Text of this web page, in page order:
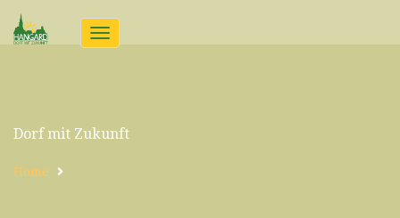
Toggle
navigation
Dorf mit Zukunft
Home